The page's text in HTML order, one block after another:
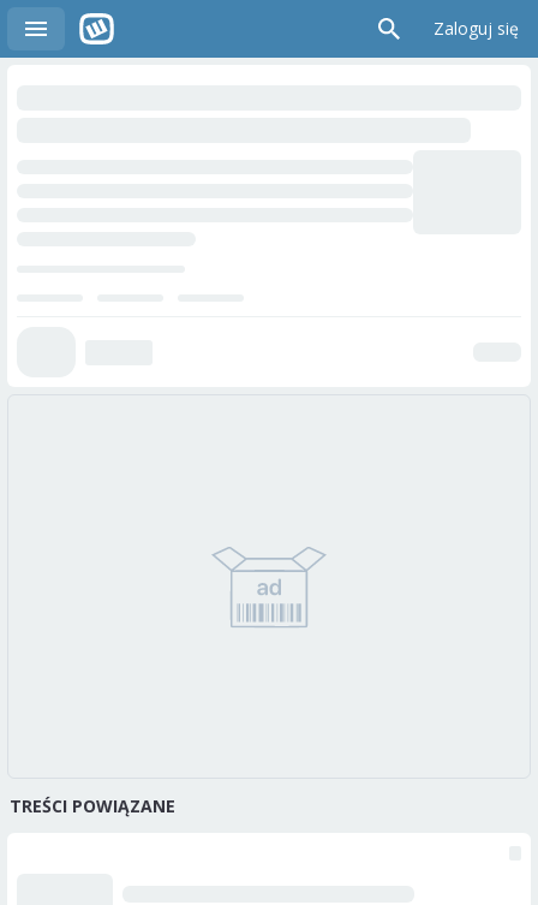
Zaloguj się
TREŚCI POWIĄZANE